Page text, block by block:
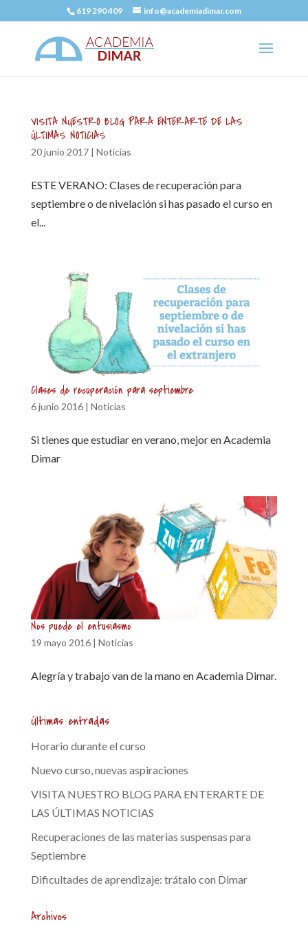
619 290 409 info@academiadimar.com
VISITA NUESTRO BLOG PARA ENTERARTE DE LAS
ÚLTIMAS NOTICIAS
20 junio 2017| Noticias
ESTE VERANO: Clases de recuperación para
septiembre o de nivelación si has pasado el curso en
el...
Clases de recuperación para septiembre
6 junio 2016| Noticias
Si tienes que estudiar en verano, mejor en Academia
Dimar
Nos puede el entusiasmo
19 mayo 2016| Noticias
Alegría y trabajo van de la mano en Academia Dimar.
Últimas entradas
Horario durante el curso
Nuevo curso, nuevas aspiraciones
VISITA NUESTRO BLOG PARA ENTERARTE DE
LAS ÚLTIMAS NOTICIAS
Recuperaciones de las materias suspensas para
Septiembre
Dificultades de aprendizaje: trátalo con Dimar
Archivos